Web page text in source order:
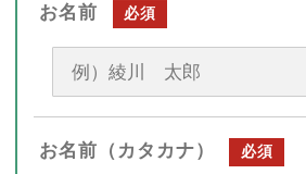
お名前 必須
お名前（カタカナ） 必須